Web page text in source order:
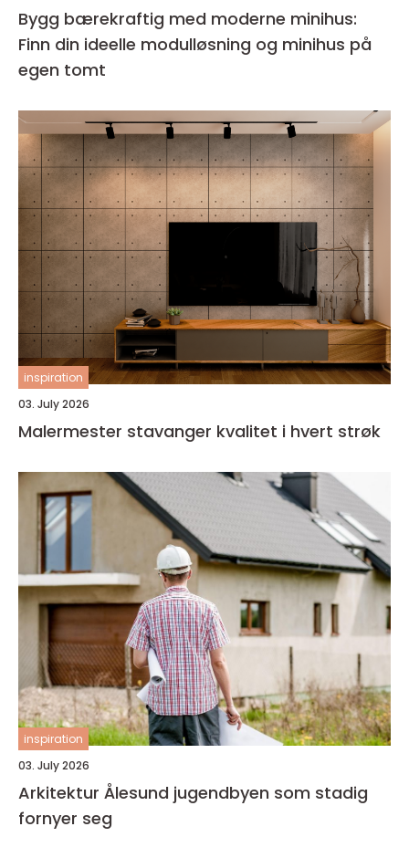
Bygg bærekraftig med moderne minihus:
Finn din ideelle modulløsning og minihus på
egen tomt
inspiration
03. July 2026
Malermester stavanger kvalitet i hvert strøk
inspiration
03. July 2026
Arkitektur Ålesund jugendbyen som stadig
fornyer seg